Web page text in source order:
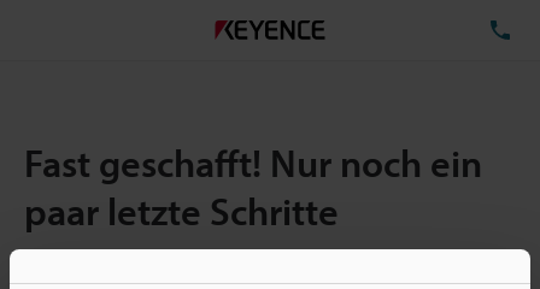
Fast geschafft! Nur noch ein
paar letzte Schritte